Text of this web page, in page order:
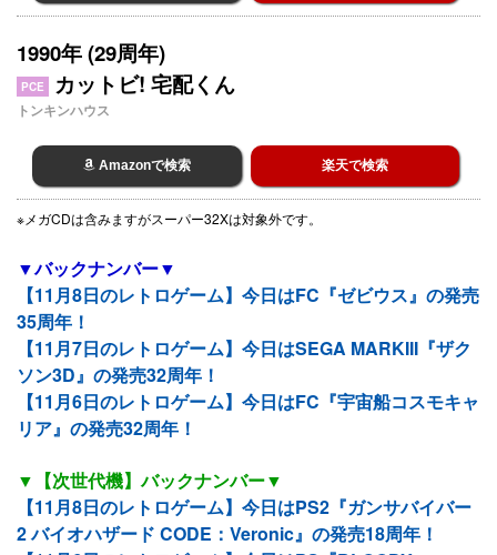
1990年 (29周年)
PCE カットビ! 宅配くん
トンキンハウス
Amazonで検索 楽天で検索
※メガCDは含みますがスーパー32Xは対象外です。
▼バックナンバー▼
【11月8日のレトロゲーム】今日はFC『ゼビウス』の発売
35周年！
【11月7日のレトロゲーム】今日はSEGA MARKIII『ザク
ソン3D』の発売32周年！
【11月6日のレトロゲーム】今日はFC『宇宙船コスモキャ
リア』の発売32周年！
▼【次世代機】バックナンバー▼
【11月8日のレトロゲーム】今日はPS2『ガンサバイバー
2 バイオハザード CODE：Veronic』の発売18周年！